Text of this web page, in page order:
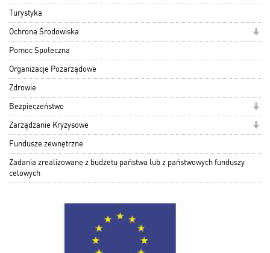
Turystyka
Ochrona Środowiska
Pomoc Społeczna
Organizacje Pozarządowe
Zdrowie
Bezpieczeństwo
Zarządzanie Kryzysowe
Fundusze zewnętrzne
Zadania zrealizowane z budżetu państwa lub z państwowych funduszy
celowych